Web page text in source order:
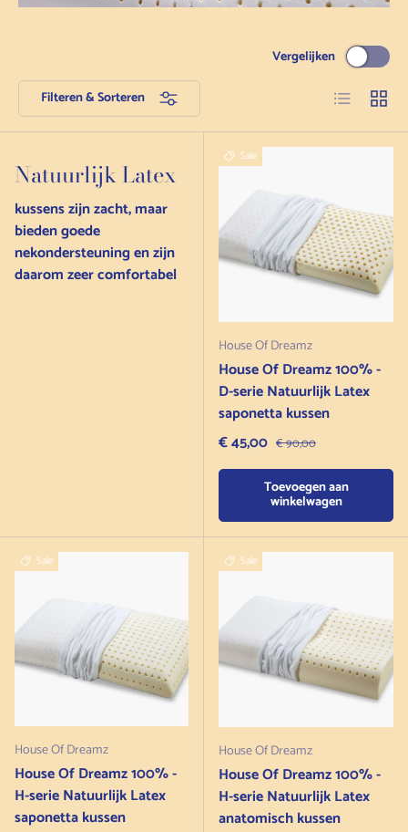
Filteren & Sorteren
Vergelijken
Lijst Grid
Natuurlijk Latex
kussens zijn zacht, maar
bieden goede
nekondersteuning en zijn
daarom zeer comfortabel
Sale
House Of Dreamz
House Of Dreamz 100% -
D-serie Natuurlijk Latex
saponetta kussen
Verkoopprijs
€ 45,00 Normale prijs
€ 90,00
Toevoegen aan
winkelwagen
Sale
House Of Dreamz
House Of Dreamz 100% -
H-serie Natuurlijk Latex
saponetta kussen
Sale
House Of Dreamz
House Of Dreamz 100% -
H-serie Natuurlijk Latex
anatomisch kussen